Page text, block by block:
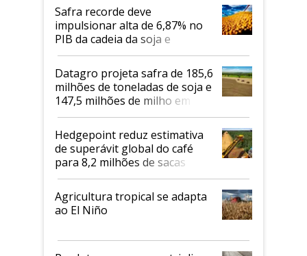
Safra recorde deve
impulsionar alta de 6,87% no
PIB da cadeia da soja e
biodiesel em 2026
Datagro projeta safra de 185,6
milhões de toneladas de soja e
147,5 milhões de milho em
2026/27
Hedgepoint reduz estimativa
de superávit global do café
para 8,2 milhões de sacas
Agricultura tropical se adapta
ao El Niño